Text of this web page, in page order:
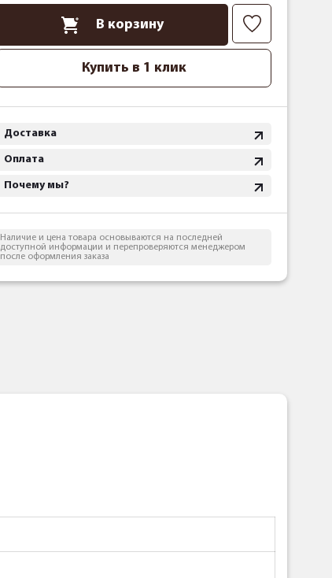
В корзину
Купить в 1 клик
Доставка
Оплата
Почему мы?
Наличие и цена товара основываются на последней
доступной информации и перепроверяются менеджером
после оформления заказа